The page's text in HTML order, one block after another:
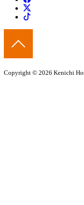
Copyright © 2026 Kenichi